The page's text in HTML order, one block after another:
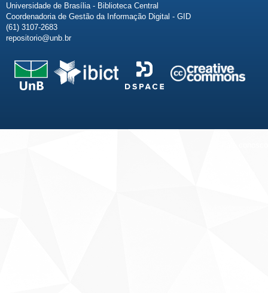
Universidade de Brasília - Biblioteca Central
Coordenadoria de Gestão da Informação Digital - GID
(61) 3107-2683
repositorio@unb.br